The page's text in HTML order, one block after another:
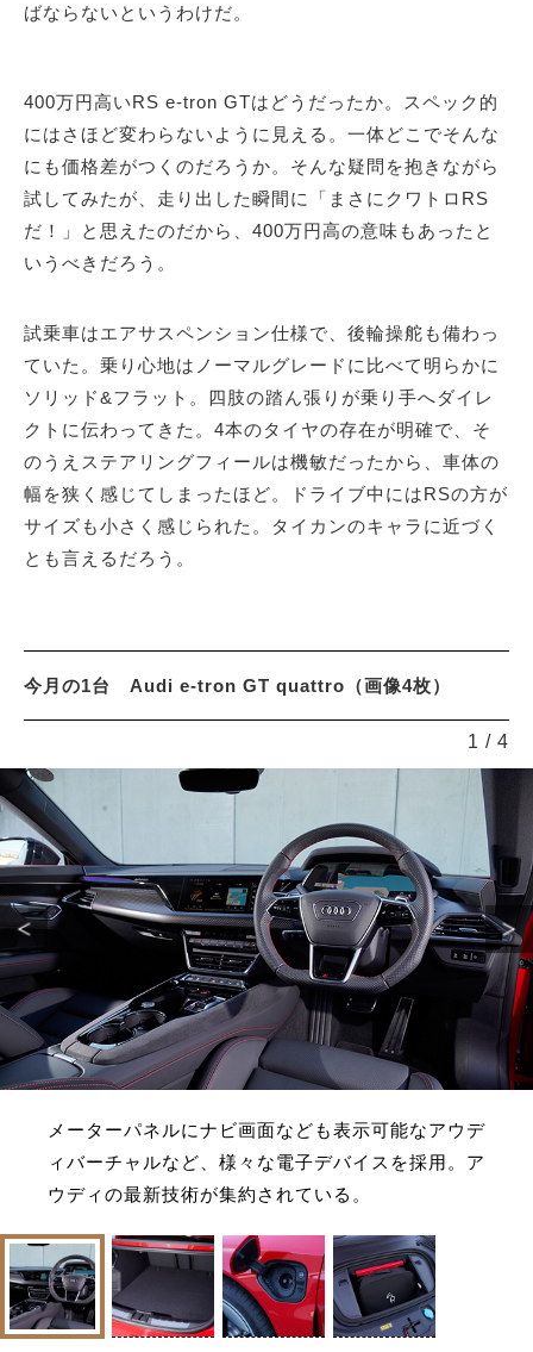
ばならないというわけだ。
400万円高いRS e-tron GTはどうだったか。スペック的
にはさほど変わらないように見える。一体どこでそんな
にも価格差がつくのだろうか。そんな疑問を抱きながら
試してみたが、走り出した瞬間に「まさにクワトロRS
だ！」と思えたのだから、400万円高の意味もあったと
いうべきだろう。
試乗車はエアサスペンション仕様で、後輪操舵も備わっ
ていた。乗り心地はノーマルグレードに比べて明らかに
ソリッド&フラット。四肢の踏ん張りが乗り手へダイレ
クトに伝わってきた。4本のタイヤの存在が明確で、そ
のうえステアリングフィールは機敏だったから、車体の
幅を狭く感じてしまったほど。ドライブ中にはRSの方が
サイズも小さく感じられた。タイカンのキャラに近づく
とも言えるだろう。
今月の1台 Audi e-tron GT quattro（画像4枚）
メーターパネルにナビ画面なども表示可能なアウデ
ィバーチャルなど、様々な電子デバイスを採用。ア
ウディの最新技術が集約されている。
1 / 4